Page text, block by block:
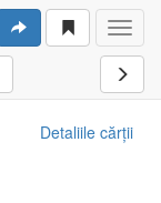
Detaliile cărții